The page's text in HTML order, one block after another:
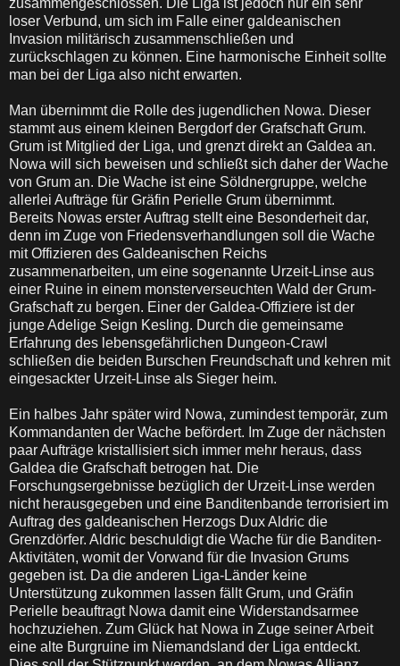
zusammengeschlossen. Die Liga ist jedoch nur ein sehr
loser Verbund, um sich im Falle einer galdeanischen
Invasion militärisch zusammenschließen und
zurückschlagen zu können. Eine harmonische Einheit sollte
man bei der Liga also nicht erwarten.
Man übernimmt die Rolle des jugendlichen Nowa. Dieser
stammt aus einem kleinen Bergdorf der Grafschaft Grum.
Grum ist Mitglied der Liga, und grenzt direkt an Galdea an.
Nowa will sich beweisen und schließt sich daher der Wache
von Grum an. Die Wache ist eine Söldnergruppe, welche
allerlei Aufträge für Gräfin Perielle Grum übernimmt.
Bereits Nowas erster Auftrag stellt eine Besonderheit dar,
denn im Zuge von Friedensverhandlungen soll die Wache
mit Offizieren des Galdeanischen Reichs
zusammenarbeiten, um eine sogenannte Urzeit-Linse aus
einer Ruine in einem monsterverseuchten Wald der Grum-
Grafschaft zu bergen. Einer der Galdea-Offiziere ist der
junge Adelige Seign Kesling. Durch die gemeinsame
Erfahrung des lebensgefährlichen Dungeon-Crawl
schließen die beiden Burschen Freundschaft und kehren mit
eingesackter Urzeit-Linse als Sieger heim.
Ein halbes Jahr später wird Nowa, zumindest temporär, zum
Kommandanten der Wache befördert. Im Zuge der nächsten
paar Aufträge kristallisiert sich immer mehr heraus, dass
Galdea die Grafschaft betrogen hat. Die
Forschungsergebnisse bezüglich der Urzeit-Linse werden
nicht herausgegeben und eine Banditenbande terrorisiert im
Auftrag des galdeanischen Herzogs Dux Aldric die
Grenzdörfer. Aldric beschuldigt die Wache für die Banditen-
Aktivitäten, womit der Vorwand für die Invasion Grums
gegeben ist. Da die anderen Liga-Länder keine
Unterstützung zukommen lassen fällt Grum, und Gräfin
Perielle beauftragt Nowa damit eine Widerstandsarmee
hochzuziehen. Zum Glück hat Nowa in Zuge seiner Arbeit
eine alte Burgruine im Niemandsland der Liga entdeckt.